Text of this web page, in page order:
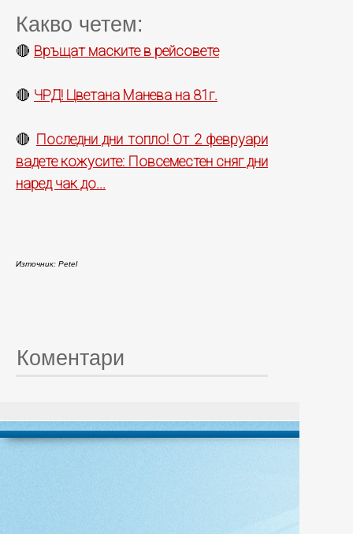
Какво четем:
🔴 Връщат маските в рейсовете
🔴 ЧРД! Цветана Манева на 81г.
🔴 Последни дни топло! От 2 февруари
вадете кожусите: Повсеместен сняг дни
наред чак до...
Източник: Petel
Коментари